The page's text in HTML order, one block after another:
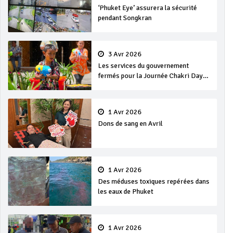
‘Phuket Eye’ assurera la sécurité
pendant Songkran
3 Avr 2026
Les services du gouvernement
fermés pour la Journée Chakri Day
1 Avr 2026
Dons de sang en Avril
1 Avr 2026
Des méduses toxiques repérées dans
les eaux de Phuket
1 Avr 2026